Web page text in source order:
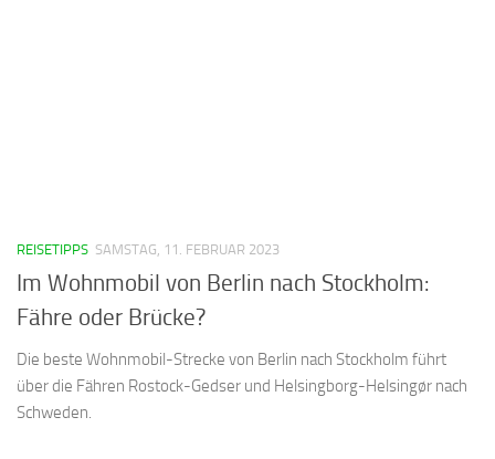
REISETIPPS SAMSTAG, 11. FEBRUAR 2023
Im Wohnmobil von Berlin nach Stockholm:
Fähre oder Brücke?
Die beste Wohnmobil-Strecke von Berlin nach Stockholm führt
über die Fähren Rostock-Gedser und Helsingborg-Helsingør nach
Schweden.